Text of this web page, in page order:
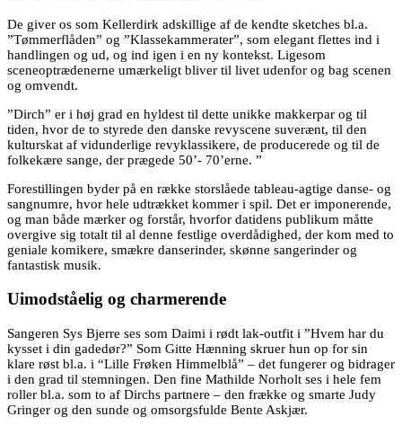
De giver os som Kellerdirk adskillige af de kendte sketches bl.a.
”Tømmerflåden” og ”Klassekammerater”, som elegant flettes ind i
handlingen og ud, og ind igen i en ny kontekst. Ligesom
sceneoptrædenerne umærkeligt bliver til livet udenfor og bag scenen
og omvendt.
”Dirch” er i høj grad en hyldest til dette unikke makkerpar og til
tiden, hvor de to styrede den danske revyscene suverænt, til den
kulturskat af vidunderlige revyklassikere, de producerede og til de
folkekære sange, der prægede 50’- 70’erne. ”
Forestillingen byder på en række storslåede tableau-agtige danse- og
sangnumre, hvor hele udtrækket kommer i spil. Det er imponerende,
og man både mærker og forstår, hvorfor datidens publikum måtte
overgive sig totalt til al denne festlige overdådighed, der kom med to
geniale komikere, smækre danserinder, skønne sangerinder og
fantastisk musik.
Uimodståelig og charmerende
Sangeren Sys Bjerre ses som Daimi i rødt lak-outfit i ”Hvem har du
kysset i din gadedør?” Som Gitte Hænning skruer hun op for sin
klare røst bl.a. i “Lille Frøken Himmelblå” – det fungerer og bidrager
i den grad til stemningen. Den fine Mathilde Norholt ses i hele fem
roller bl.a. som to af Dirchs partnere – den frække og smarte Judy
Gringer og den sunde og omsorgsfulde Bente Askjær.